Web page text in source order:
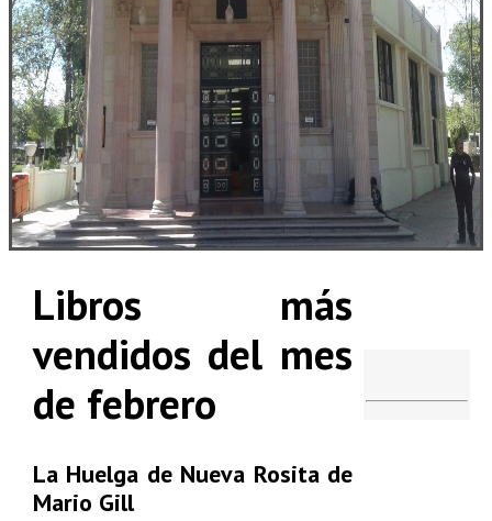
Libros más
vendidos del mes
de febrero
La Huelga de Nueva Rosita de
Mario Gill